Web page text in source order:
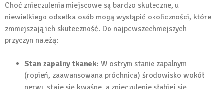
Choć znieczulenia miejscowe są bardzo skuteczne, u
niewielkiego odsetka osób mogą wystąpić okoliczności, które
zmniejszają ich skuteczność. Do najpowszechniejszych
przyczyn należą:
Stan zapalny tkanek: W ostrym stanie zapalnym
(ropień, zaawansowana próchnica) środowisko wokół